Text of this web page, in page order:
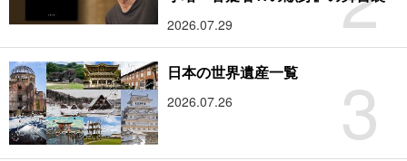
2026.07.29
3
日本の世界遺産一覧
2026.07.26